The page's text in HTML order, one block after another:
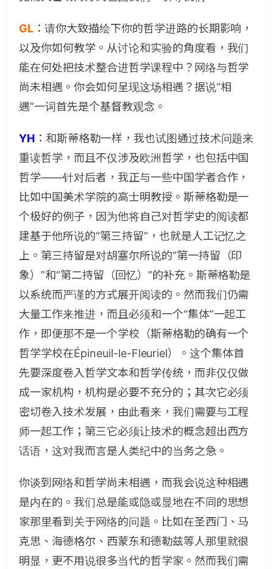
GL ：请你大致描绘下你的哲学进路的长期影响，
以及你如何教学。从讨论和实验的角度看，我们
能在何处把技术整合进哲学课程中？网络与哲学
尚未相遇。你会如何呈现这场相遇？据说“相
遇”一词首先是个基督教观念。
YH ： 和斯蒂格勒一样，我也试图通过技术问题来
重读哲学，而且不仅涉及欧洲哲学，也包括中国
哲学——针对后者，我正与一些中国学者合作，
比如中国美术学院的高士明教授。斯蒂格勒是一
个极好的例子，因为他将自己对哲学史的阅读都
建基于他所说的“第三持留”，也就是人工记忆之
上。第三持留是对胡塞尔所说的“第一持留（印
象）”和“第二持留（回忆）”的补充。斯蒂格勒是
以系统而严谨的方式展开阅读的。然而我们仍需
大量工作来推进，而且必须和一个“集体”一起工
作，即便那不是一个学校（斯蒂格勒的确有一个
哲学学校在Épineuil-le-Fleuriel）。这个集体首
先要深度卷入哲学文本和哲学传统，而非仅仅做
成一家机构，机构是必要不充分的；其次它必须
密切卷入技术发展，由此看来，我们需要与工程
师一起工作；第三它必须让技术的概念超出西方
话语，这对我而言是人类纪中的当务之急。
你谈到网络和哲学尚未相遇，而我会说这种相遇
是内在的。我们总是能或隐或显地在不同的思想
家那里看到关于网络的问题。比如在圣西门、马
克思、海德格尔、西蒙东和德勒兹等人那里就很
明显，更不用说很多当代的哲学家。然而我们需